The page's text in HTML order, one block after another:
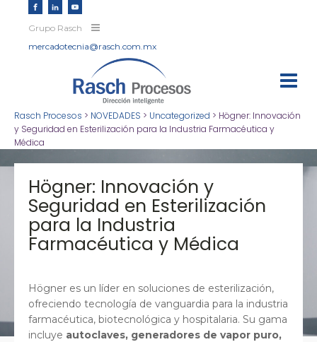
Grupo Rasch
mercadotecnia@rasch.com.mx
Rasch Procesos > NOVEDADES > Uncategorized > Högner: Innovación
y Seguridad en Esterilización para la Industria Farmacéutica y
Médica
Högner: Innovación y
Seguridad en Esterilización
para la Industria
Farmacéutica y Médica
Högner es un líder en soluciones de esterilización,
ofreciendo tecnología de vanguardia para la industria
farmacéutica, biotecnológica y hospitalaria. Su gama
incluye autoclaves, generadores de vapor puro,